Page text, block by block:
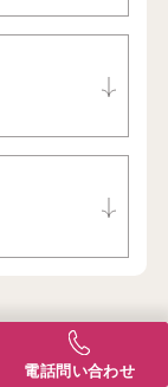
電話問い合わせ